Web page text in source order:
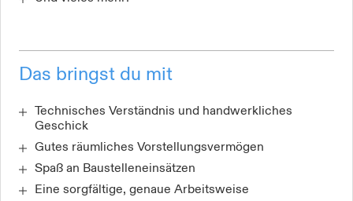
Das bringst du mit
Technisches Verständnis und handwerkliches
Geschick
Gutes räumliches Vorstellungsvermögen
Spaß an Baustelleneinsätzen
Eine sorgfältige, genaue Arbeitsweise